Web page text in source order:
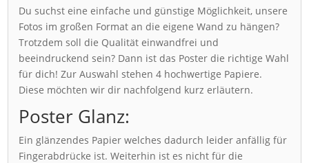
Du suchst eine einfache und günstige Möglichkeit, unsere
Fotos im großen Format an die eigene Wand zu hängen?
Trotzdem soll die Qualität einwandfrei und
beeindruckend sein? Dann ist das Poster die richtige Wahl
für dich! Zur Auswahl stehen 4 hochwertige Papiere.
Diese möchten wir dir nachfolgend kurz erläutern.
Poster Glanz:
Ein glänzendes Papier welches dadurch leider anfällig für
Fingerabdrücke ist. Weiterhin ist es nicht für die